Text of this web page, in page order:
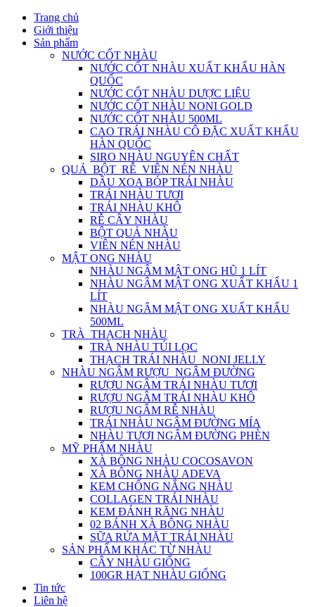
Trang chủ
Giới thiệu
Sản phẩm
NƯỚC CỐT NHÀU
NƯỚC CỐT NHÀU XUẤT KHẨU HÀN
QUỐC
NƯỚC CỐT NHÀU DƯỢC LIỆU
NƯỚC CỐT NHÀU NONI GOLD
NƯỚC CỐT NHÀU 500ML
CAO TRÁI NHÀU CÔ ĐẶC XUẤT KHẨU
HÀN QUỐC
SIRO NHÀU NGUYÊN CHẤT
QUẢ_BỘT_RỄ_VIÊN NÉN NHÀU
DẦU XOA BÓP TRÁI NHÀU
TRÁI NHÀU TƯƠI
TRÁI NHÀU KHÔ
RỄ CÂY NHÀU
BỘT QUẢ NHÀU
VIÊN NÉN NHÀU
MẬT ONG NHÀU
NHÀU NGÂM MẬT ONG HŨ 1 LÍT
NHÀU NGÂM MẬT ONG XUẤT KHẨU 1
LÍT
NHÀU NGÂM MẬT ONG XUẤT KHẨU
500ML
TRÀ_THẠCH NHÀU
TRÀ NHÀU TÚI LỌC
THẠCH TRÁI NHÀU_NONI JELLY
NHÀU NGÂM RƯỢU_NGÂM ĐƯỜNG
RƯỢU NGÂM TRÁI NHÀU TƯƠI
RƯỢU NGÂM TRÁI NHÀU KHÔ
RƯỢU NGÂM RỄ NHÀU
TRÁI NHÀU NGÂM ĐƯỜNG MÍA
NHÀU TƯƠI NGÂM ĐƯỜNG PHÈN
MỸ PHẨM NHÀU
XÀ BÔNG NHÀU COCOSAVON
XÀ BÔNG NHÀU ADEVA
KEM CHỐNG NẮNG NHÀU
COLLAGEN TRÁI NHÀU
KEM ĐÁNH RĂNG NHÀU
02 BÁNH XÀ BÔNG NHÀU
SỮA RỬA MẶT TRÁI NHÀU
SẢN PHẨM KHÁC TỪ NHÀU
CÂY NHÀU GIỐNG
100GR HẠT NHÀU GIỐNG
Tin tức
Liên hệ